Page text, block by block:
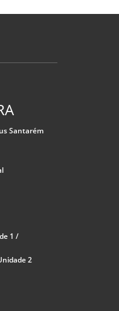
Santarém
1 /
2